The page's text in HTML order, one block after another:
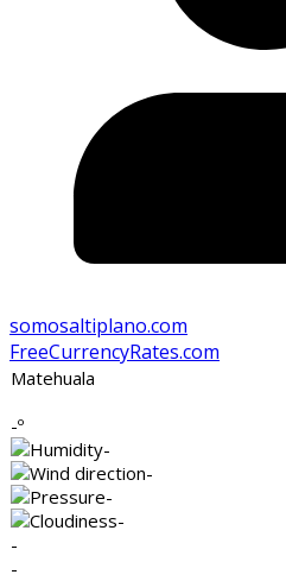
somosaltiplano.com
FreeCurrencyRates.com
Matehuala
-º
-
-
-
-
-
-